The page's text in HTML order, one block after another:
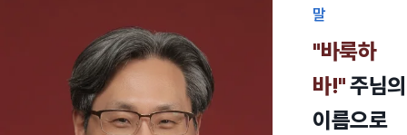
말
"바룩하
바!"주님의
이름으로